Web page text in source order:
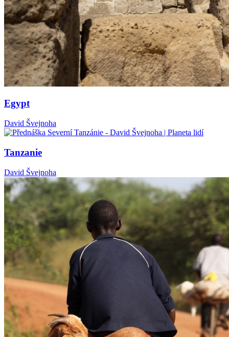
Egypt
David Švejnoha
Tanzanie
David Švejnoha